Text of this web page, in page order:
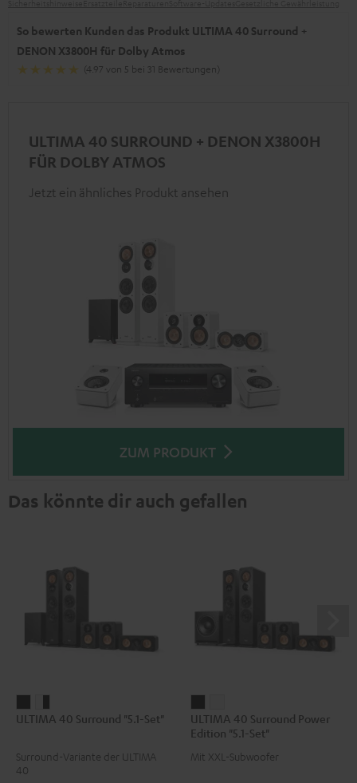
So bewerten Kunden das Produkt ULTIMA 40 Surround +
DENON X3800H für Dolby Atmos
(4.97 von 5 bei 31 Bewertungen)
ULTIMA 40 SURROUND + DENON X3800H
FÜR DOLBY ATMOS
Jetzt ein ähnliches Produkt ansehen
ZUM PRODUKT
Das könnte dir auch gefallen
40
"5.1-
40
"5.1-
ULTIMA 40 Surround "5.1-Set"
Surround-Variante der ULTIMA
40
40
Surround
Power
40
Surround
Power
ULTIMA 40 Surround Power
Edition "5.1-Set"
Mit XXL-Subwoofer